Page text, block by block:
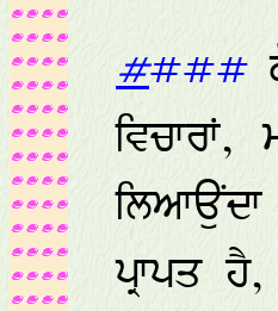
####
ਪ੍ਰਾਪਤ